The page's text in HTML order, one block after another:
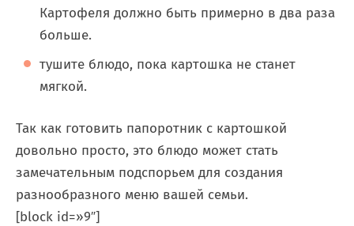
Картофеля должно быть примерно в два раза
больше.
тушите блюдо, пока картошка не станет
мягкой.
Так как готовить папоротник с картошкой
довольно просто, это блюдо может стать
замечательным подспорьем для создания
разнообразного меню вашей семьи.
[block id=»9″]